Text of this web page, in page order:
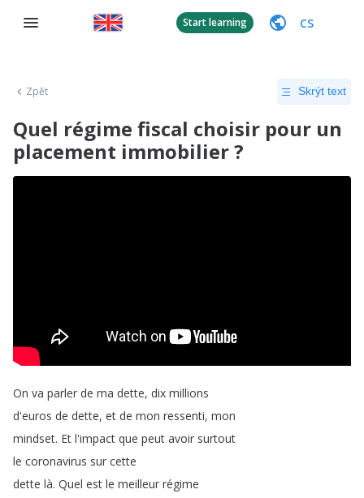
Start learning CS
Zpět Skrýt text
Quel régime fiscal choisir pour un
placement immobilier ?
On va parler de ma dette, dix millions
d'euros de dette, et de mon ressenti, mon
mindset. Et l'impact que peut avoir surtout
le coronavirus sur cette
dette là. Quel est le meilleur régime